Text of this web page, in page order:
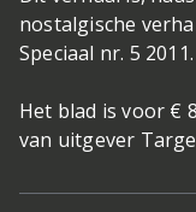
nostalgische
Speciaal nr. 5 2011.
Het blad is voor €
van uitgever